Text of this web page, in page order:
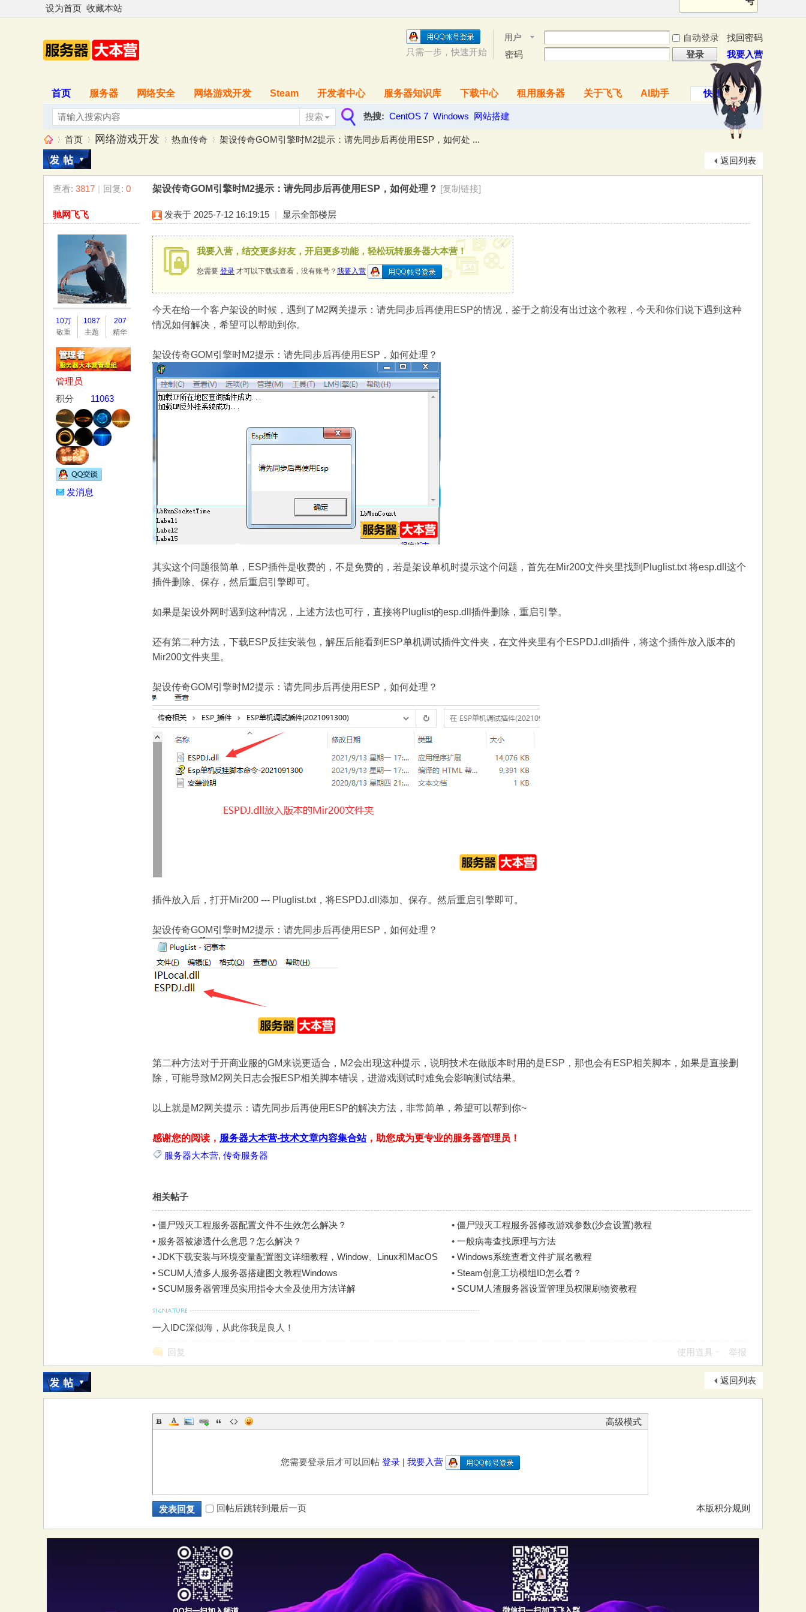
设为首页 收藏本站
用户
名
自动登录
找回密码
密码
登录 我要入营
只需一步，快速开始
快捷导航
首页 服务器 网络安全 网络游戏开发 Steam 开发者中心 服务器知识库 下载中心 租用服务器 关于飞飞 AI助手
搜索
搜
索
热搜: CentOS 7 Windows 网站搭建
»
首页
›
网络游戏开发
›
热血传奇
›
架设传奇GOM引擎时M2提示：请先同步后再使用ESP，如何处 ...
返回列表
查看: 3817 | 回复: 0 架设传奇GOM引擎时M2提示：请先同步后再使用ESP，如何处理？ [复制链接]
驰网飞飞
10万
敬重
1087
主题
207
精华
管理员
积分
11063
发消息
发表于 2025-7-12 16:19:15 | 显示全部楼层
我要入营，结交更多好友，开启更多功能，轻松玩转服务器大本营！
您需要 登录 才可以下载或查看，没有账号？ 我要入营
x
今天在给一个客户架设的时候，遇到了M2网关提示：请先同步后再使用ESP的情况，鉴于之前没有出过这个教程，今天和你们说下遇到这种
情况如何解决，希望可以帮助到你。
架设传奇GOM引擎时M2提示：请先同步后再使用ESP，如何处理？
其实这个问题很简单，ESP插件是收费的，不是免费的，若是架设单机时提示这个问题，首先在Mir200文件夹里找到Pluglist.txt 将esp.dll这个
插件删除、保存，然后重启引擎即可。
如果是架设外网时遇到这种情况，上述方法也可行，直接将Pluglist的esp.dll插件删除，重启引擎。
还有第二种方法，下载ESP反挂安装包，解压后能看到ESP单机调试插件文件夹，在文件夹里有个ESPDJ.dll插件，将这个插件放入版本的
Mir200文件夹里。
架设传奇GOM引擎时M2提示：请先同步后再使用ESP，如何处理？
插件放入后，打开Mir200 --- Pluglist.txt，将ESPDJ.dll添加、保存。然后重启引擎即可。
架设传奇GOM引擎时M2提示：请先同步后再使用ESP，如何处理？
第二种方法对于开商业服的GM来说更适合，M2会出现这种提示，说明技术在做版本时用的是ESP，那也会有ESP相关脚本，如果是直接删
除，可能导致M2网关日志会报ESP相关脚本错误，进游戏测试时难免会影响测试结果。
以上就是M2网关提示：请先同步后再使用ESP的解决方法，非常简单，希望可以帮到你~
感谢您的阅读， 服务器大本营-技术文章内容集合站，助您成为更专业的服务器管理员！
服务器大本营, 传奇服务器
相关帖子
• 僵尸毁灭工程服务器配置文件不生效怎么解决？ • 僵尸毁灭工程服务器修改游戏参数(沙盒设置)教程
• 服务器被渗透什么意思？怎么解决？ • 一般病毒查找原理与方法
• JDK下载安装与环境变量配置图文详细教程，Window、Linux和MacOS • Windows系统查看文件扩展名教程
• SCUM人渣多人服务器搭建图文教程Windows • Steam创意工坊模组ID怎么看？
• SCUM服务器管理员实用指令大全及使用方法详解 • SCUM人渣服务器设置管理员权限刷物资教程
一入IDC深似海，从此你我是良人！
回复 使用道具 举报
返回列表
高级模式
您需要登录后才可以回帖 登录 | 我要入营
本版积分规则
发表回复 回帖后跳转到最后一页